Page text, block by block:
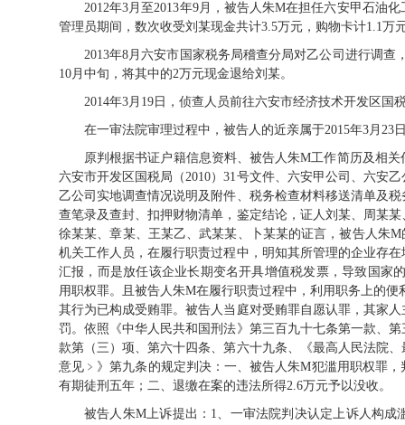
2012年3月至2013年9月，被告人朱M在担任六安甲石油
管理员期间，数次收受刘某现金共计3.5万元，购物卡计1.1万
2013年8月六安市国家税务局稽查分局对乙公司进行调查
10月中旬，将其中的2万元现金退给刘某。
2014年3月 19 日，侦查人员前往六安市经济技术开发区国
在一审法院审理过程中，被告人的近亲属于2015年3月23
原判根据书证户籍信息资料、被告人朱M工作简历及相
六安市开发区国税局（2010）31号文件、六安甲公司、六安
乙公司实地调查情况说明及附件、税务检查材料移送清单及
查笔录及查封、扣押财物清单，鉴定结论，证人刘某、周某
徐某某、章某、王某乙、武某某、卜某某的证言，被告人朱
机关工作人员，在履行职责过程中，明知其所管理的企业存
汇报，而是放任该企业长期变名开具增值税发票，导致国家
用职权罪。且被告人朱M在履行职责过程中，利用职务上的
其行为已构成受贿罪。被告人当庭对受贿罪自愿认罪，其家
罚。依照《中华人民共和国刑法》第三百九十七条第一款、
款第（三）项、第六十四条、第六十九条、《最高人民法院
意见﹥》第九条的规定判决：一、被告人朱M犯滥用职权罪
有期徒刑五年；二、退缴在案的违法所得2.6万元予以没收。
被告人朱M上诉提出：1、一审法院判决认定上诉人构